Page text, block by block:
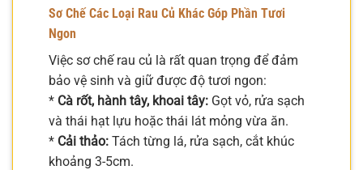
Sơ Chế Các Loại Rau Củ Khác Góp Phần Tươi
Ngon
Việc sơ chế rau củ là rất quan trọng để đảm
bảo vệ sinh và giữ được độ tươi ngon:
* Cà rốt, hành tây, khoai tây: Gọt vỏ, rửa sạch
và thái hạt lựu hoặc thái lát mỏng vừa ăn.
* Cải thảo: Tách từng lá, rửa sạch, cắt khúc
khoảng 3-5cm.